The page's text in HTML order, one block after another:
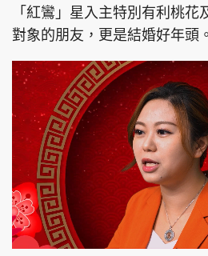
「紅鸞」星入主特別有利桃
對象的朋友，更是結婚好年頭。
U
n
o